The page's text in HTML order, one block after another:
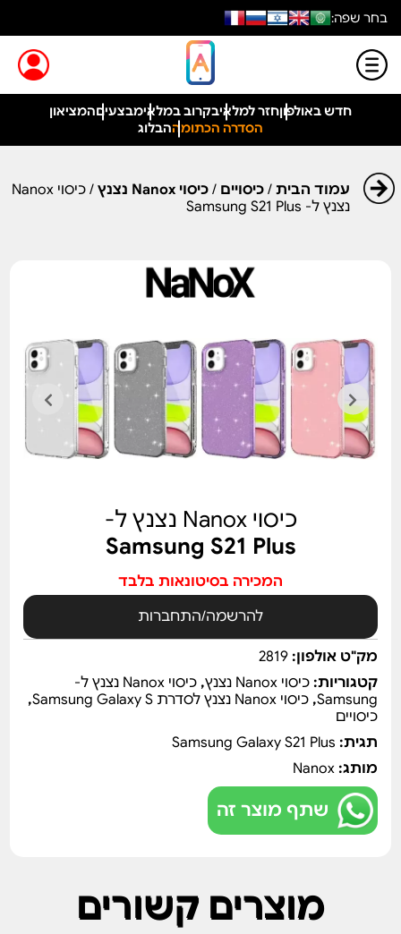
בחר שפה:
חדש באולפוןחזר למלאיבקרוב במלאימבצעיםהמציאון
הסדרה הכתומההבלוג
עמוד הבית/ כיסויים / כיסוי Nanox נצנץ
/ כיסוי Nanox
נצנץ ל- Samsung S21 Plus
כיסוי Nanox נצנץ ל-
Samsung S21 Plus
המכירה בסיטונאות בלבד
להרשמה/התחברות
מק"ט אולפון:2819
קטגוריות:כיסוי Nanox נצנץ ,
כיסוי Nanox נצנץ ל-
Samsung
,כיסוי Nanox נצנץ לסדרת Samsung Galaxy S
,
כיסויים
תגית: Samsung Galaxy S21 Plus
מותג:Nanox
שתף מוצר זה
מוצרים קשורים